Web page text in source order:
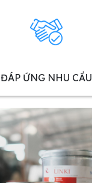
ĐÁP ỨNG NHU CẦU